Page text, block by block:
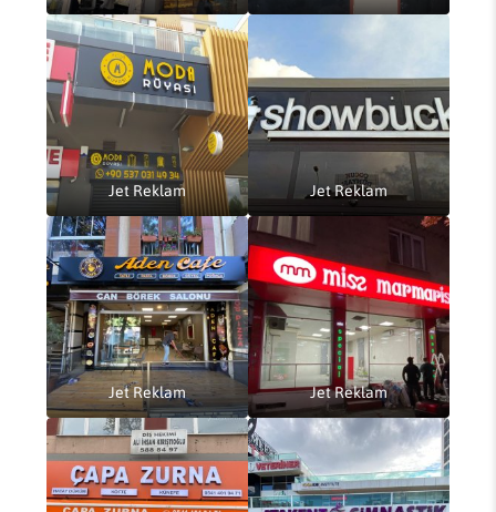
Jet Reklam Jet Reklam
Jet Reklam Jet Reklam